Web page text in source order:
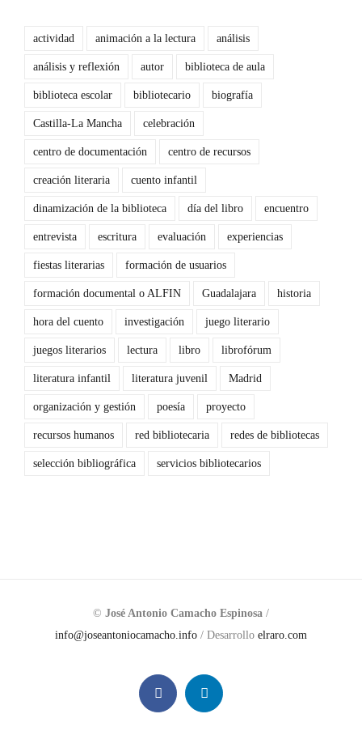
actividad animación a la lectura análisis
análisis y reflexión autor biblioteca de aula
biblioteca escolar bibliotecario biografía
Castilla-La Mancha celebración
centro de documentación centro de recursos
creación literaria cuento infantil
dinamización de la biblioteca día del libro encuentro
entrevista escritura evaluación experiencias
fiestas literarias formación de usuarios
formación documental o ALFIN Guadalajara historia
hora del cuento investigación juego literario
juegos literarios lectura libro librofórum
literatura infantil literatura juvenil Madrid
organización y gestión poesía proyecto
recursos humanos red bibliotecaria redes de bibliotecas
selección bibliográfica servicios bibliotecarios
© José Antonio Camacho Espinosa /
info@joseantoniocamacho.info / Desarrollo elraro.com
FacebookLinkedIn